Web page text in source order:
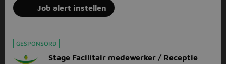
Job alert instellen
GESPONSORD
Stage Facilitair medewerker / Receptie